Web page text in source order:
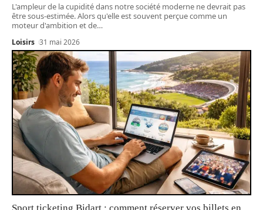
L'ampleur de la cupidité dans notre société moderne ne devrait pas
être sous-estimée. Alors qu'elle est souvent perçue comme un
moteur d'ambition et de…
Loisirs 31 mai 2026
Sport ticketing Bidart : comment réserver vos billets en